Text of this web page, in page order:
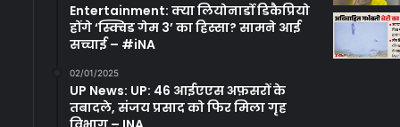
Entertainment: क्या लियोनार्डो डिकैप्रियो
होंगे ‘स्क्विड गेम 3’ का हिस्सा? सामने आई
सच्चाई – #iNA
02/01/2025
UP News: UP: 46 आईएएस अफ़सरों के
तबादले, संजय प्रसाद को फिर मिला गृह